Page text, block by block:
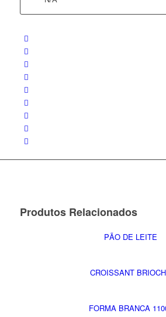
Produtos Relacionados
PÃO DE LEITE
CROISSANT
FORMA BRANCA